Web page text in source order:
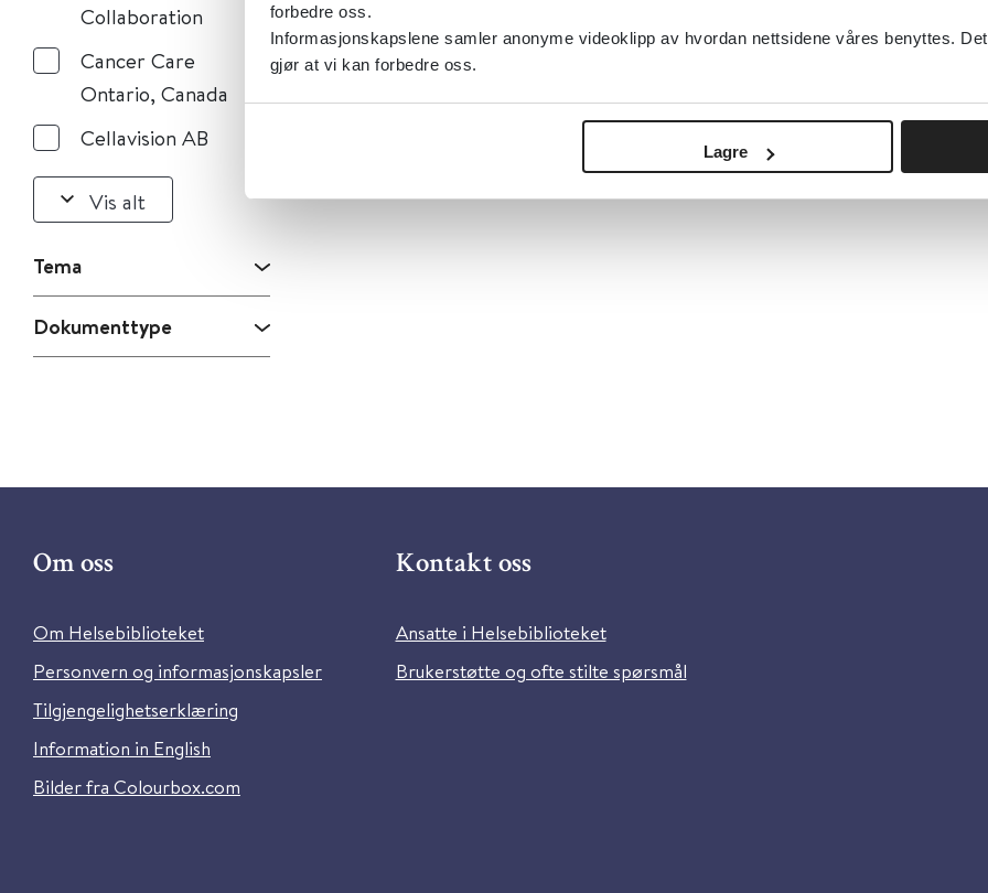
forbedre oss.
Informasjonskapslene samler anonyme videoklipp av hvordan nettsidene våres benyttes.
gjør at vi kan forbedre oss.
Lagre
Collaboration
Cancer Care
Ontario, Canada
Cellavision AB
Vis alt
Tema
Dokumenttype
Om oss
Om Helsebiblioteket
Personvern og informasjonskapsler
Tilgjengelighetserklæring
Information in English
Bilder fra Colourbox.com
Kontakt oss
Ansatte i Helsebiblioteket
Brukerstøtte og ofte stilte spørsmål